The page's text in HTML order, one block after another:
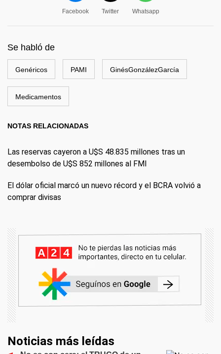
Facebook Twitter Whatsapp
Se habló de
Genéricos PAMI GinésGonzálezGarcía
Medicamentos
NOTAS RELACIONADAS
Las reservas cayeron a U$S 48.835 millones tras un
desembolso de U$S 852 millones al FMI
El dólar oficial marcó un nuevo récord y el BCRA volvió a
comprar divisas
Noticias más leídas